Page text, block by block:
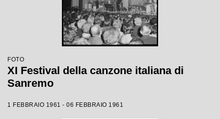
FOTO
XI Festival della canzone italiana di
Sanremo
1 FEBBRAIO 1961 - 06 FEBBRAIO 1961